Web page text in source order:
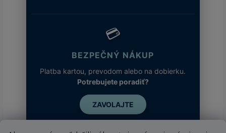
💳
BEZPEČNÝ NÁKUP
Platba kartou, prevodom alebo na dobierku.
Potrebujete poradiť?
ZAVOLAJTE